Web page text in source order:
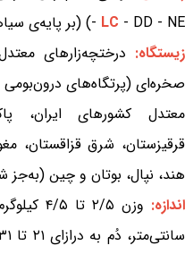
- LC - DD - NE) (بر پایه‌ی سیاهه‌ی سرخ IUCN)
زیستگاه: درختچه‌زارهای
صخره‌ای (پرتگاه‌های
معتدل کشورهای ایران،
قرقیزستان، شرق قزاقستان،
هند، نپال، بوتان و چین (به‌جز
اندازه: